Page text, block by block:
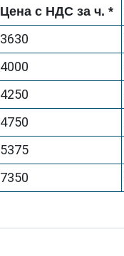
Цена с НДС за ч. *
3630
4000
4250
4750
5375
7350